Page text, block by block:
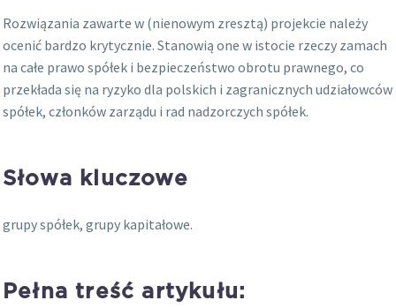
Rozwiązania zawarte w (nienowym zresztą) projekcie należy
ocenić bardzo krytycznie. Stanowią one w istocie rzeczy zamach
na całe prawo spółek i bezpieczeństwo obrotu prawnego, co
przekłada się na ryzyko dla polskich i zagranicznych udziałowców
spółek, członków zarządu i rad nadzorczych spółek.
Słowa kluczowe
grupy spółek, grupy kapitałowe.
Pełna treść artykułu: